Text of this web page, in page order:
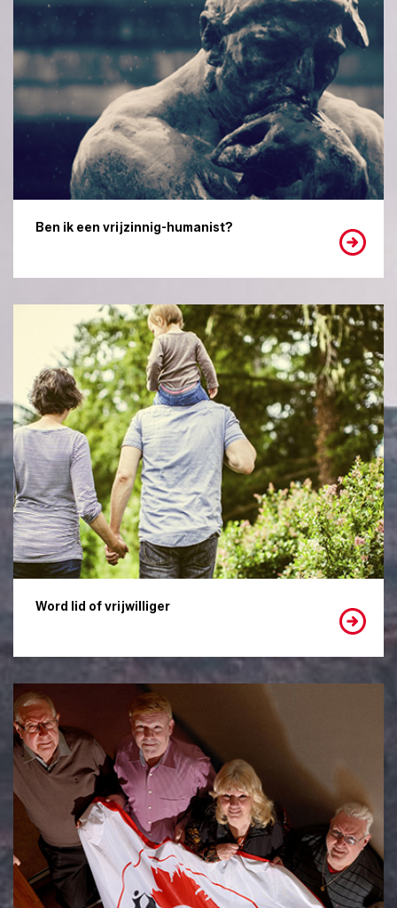
Ben ik een vrijzinnig-humanist?
Word lid of vrijwilliger